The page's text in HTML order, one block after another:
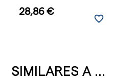
28,86 €
favorite_border
SIMILARES A ...